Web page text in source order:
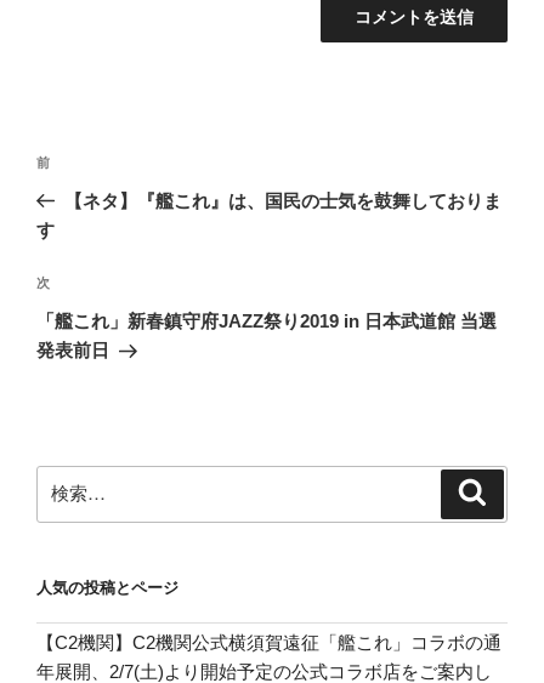
投
ナ
ゲ
ー
シ
前
の
投
前
【ネタ】『艦これ』は、国民の士気を鼓舞しておりま
す
次
の
投
次
「艦これ」新春鎮守府JAZZ祭り2019 in 日本武道館 当選
発表前日
索:
人気の投稿とページ
【C2機関】C2機関公式横須賀遠征「艦これ」コラボの通
年展開、2/7(土)より開始予定の公式コラボ店をご案内し